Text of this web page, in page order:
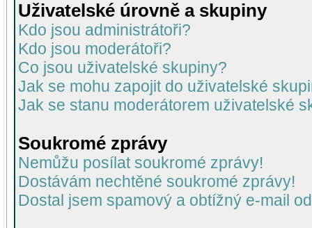
Uživatelské úrovně a skupiny
Kdo jsou administrátoři?
Kdo jsou moderátoři?
Co jsou uživatelské skupiny?
Jak se mohu zapojit do uživatelské
Jak se stanu moderátorem uživatelské
Soukromé zprávy
Nemůžu posílat soukromé zprávy!
Dostávám nechtěné soukromé zprávy!
Dostal jsem spamový a obtížný e-mail